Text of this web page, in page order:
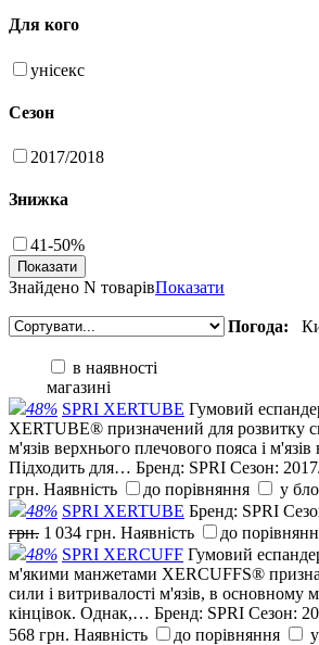
Для кого
унісекс
Сезон
2017/2018
Знижка
41-50%
Знайдено N товарівПоказати
Погода:
в наявності
магазині
48% SPRI XERTUBE Гумовий
XERTUBE® призначений для розвитку
м'язів верхнього плечового пояса і
Підходить для… Бренд: SPRI Сезон:
грн. Наявність до порівняння
у
48% SPRI XERTUBE Бренд: SPRI
грн. 1 034 грн. Наявність до
48% SPRI XERCUFF Гумовий
м'якими манжетами XERCUFFS®
сили і витривалості м'язів, в основному
кінцівок. Однак,… Бренд: SPRI Сезон:
568 грн. Наявність до порівняння